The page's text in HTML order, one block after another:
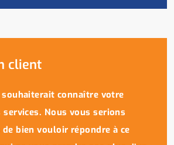
client
souhaiterait connaître votre
Nous vous serions
bien vouloir répondre à ce